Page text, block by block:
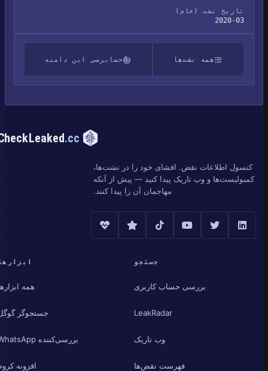
تاریخ نشت (خام)
2020-03
همه نشت‌ها حسابرسی این دامنه
CheckLeaked.cc
کنسول اطلاعات نقض. افشای خود را در نشت‌ها،
کمبولیست‌ها و وب تاریک پیدا کنید — پیش از آنکه
مهاجمان آن را پیدا کنند.
جستجو
بررسی حساب کاربری
LeakRadar
وب تاریک
فهرست نقض‌ها
ابزارها
همه ابزارها
جستجوگر گوگل
بررسی‌کننده WhatsApp
افزونه کروم